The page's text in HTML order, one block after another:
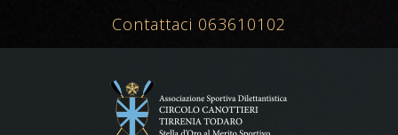
Contattaci 063610102